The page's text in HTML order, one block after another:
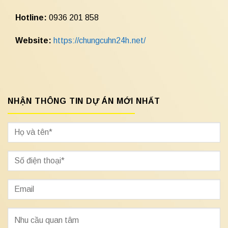
Hotline: 0936 201 858
Website: https://chungcuhn24h.net/
NHẬN THÔNG TIN DỰ ÁN MỚI NHẤT